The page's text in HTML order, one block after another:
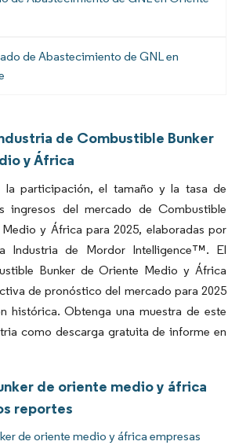
de Abastecimiento de GNL en
de Combustible Bunker
y África
la participación, el tamaño y la tasa de
ingresos del mercado de Combustible
y África para 2025, elaboradas por
Industria de Mordor Intelligence™. El
Bunker de Oriente Medio y África
de pronóstico del mercado para 2025
histórica. Obtenga una muestra de este
como descarga gratuita de informe en
de oriente medio y áfrica
reportes
de oriente medio y áfrica empresas